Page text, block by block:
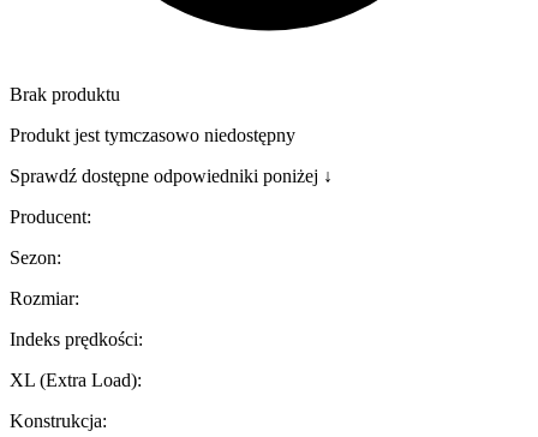
Brak produktu
Produkt jest tymczasowo niedostępny
Sprawdź dostępne odpowiedniki poniżej ↓
Producent:
Sezon:
Rozmiar:
Indeks prędkości:
XL (Extra Load):
Konstrukcja: